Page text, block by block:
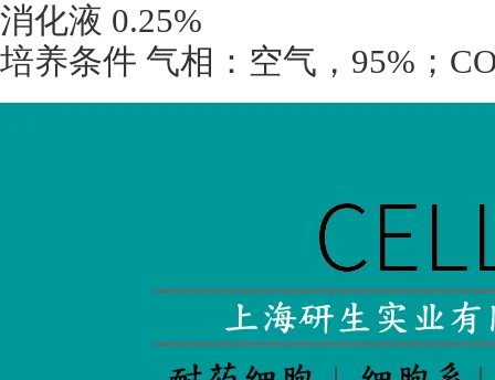
消化液 0.25%
培养条件 气相：空气， 95% ；